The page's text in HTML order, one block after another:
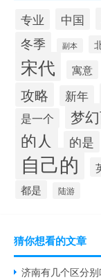
专业 中国
冬季 副本
宋代 寓意
攻略 新年
是一个 梦
的人 的是
自己的
都是 陆游
猜你想看的文章
济南有几个区分别